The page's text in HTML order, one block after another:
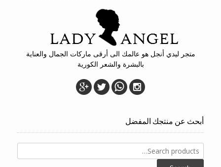
متجر ليدي أنجل هو عالمك الى أرقى ماركات الجمال والعناية
بالبشرة والشعر الكورية
أبحث عن منتجك المفضل
Search
for: